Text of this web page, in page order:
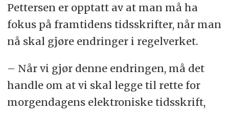
Pettersen er opptatt av at man må ha
fokus på framtidens tidsskrifter, når man
nå skal gjøre endringer i regelverket.
– Når vi gjør denne endringen, må det
handle om at vi skal legge til rette for
morgendagens elektroniske tidsskrift,